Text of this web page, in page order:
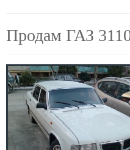
Продам ГАЗ